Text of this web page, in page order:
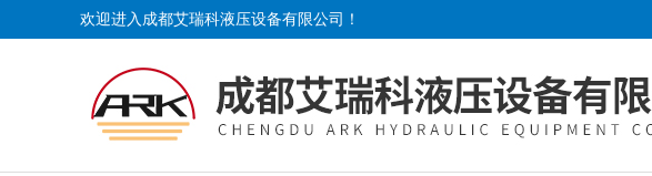
欢迎进入成都艾瑞科液压设备有限公司！